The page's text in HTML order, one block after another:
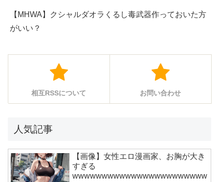
【MHWA】クシャルダオラくるし毒武器作っておいた方
がいい？
相互RSSについて お問い合わせ
人気記事
【画像】女性エロ漫画家、お胸が大き
すぎる
wwwwwwwwwwwwwwwwwwwwwww